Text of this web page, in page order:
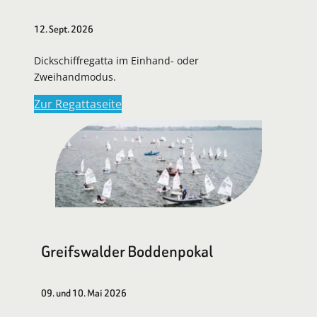
12. Sept. 2026
Dickschiffregatta im Einhand- oder
Zweihandmodus.
Zur Regattaseite
Greifswalder Boddenpokal
09. und 10. Mai 2026